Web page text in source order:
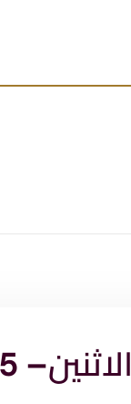
الاثنين– 10.3.2025